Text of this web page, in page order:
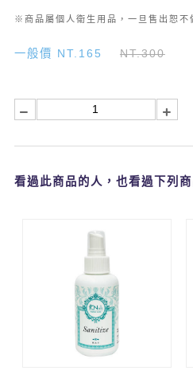
​​​​​​​※商品屬個人衛生用品，一旦售出恕不
一般價 NT.165 NT.300
看過此商品的人，也看過下列商